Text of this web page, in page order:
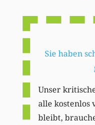
Sie haben
Unser
alle kostenlos
bleibt,